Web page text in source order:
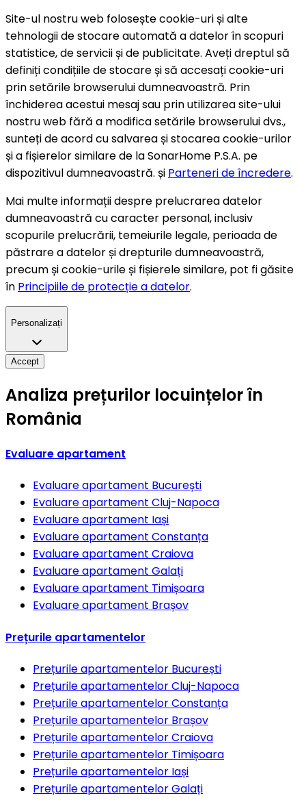
Site-ul nostru web folosește cookie-uri și alte
tehnologii de stocare automată a datelor în scopuri
statistice, de servicii și de publicitate. Aveți dreptul să
definiți condițiile de stocare și să accesați cookie-uri
prin setările browserului dumneavoastră. Prin
închiderea acestui mesaj sau prin utilizarea site-ului
nostru web fără a modifica setările browserului dvs.,
sunteți de acord cu salvarea și stocarea cookie-urilor
și a fișierelor similare de la SonarHome P.S.A. pe
dispozitivul dumneavoastră. și Parteneri de încredere.
Mai multe informații despre prelucrarea datelor
dumneavoastră cu caracter personal, inclusiv
scopurile prelucrării, temeiurile legale, perioada de
păstrare a datelor și drepturile dumneavoastră,
precum și cookie-urile și fișierele similare, pot fi găsite
în Principiile de protecție a datelor.
Personalizați
Accept
Analiza prețurilor locuințelor în
România
Evaluare apartament
Evaluare apartament București
Evaluare apartament Cluj-Napoca
Evaluare apartament Iași
Evaluare apartament Constanța
Evaluare apartament Craiova
Evaluare apartament Galați
Evaluare apartament Timișoara
Evaluare apartament Brașov
Prețurile apartamentelor
Prețurile apartamentelor București
Prețurile apartamentelorCluj-Napoca
Prețurile apartamentelorConstanța
Prețurile apartamentelor Brașov
Prețurile apartamentelorCraiova
Prețurile apartamentelor Timișoara
Prețurile apartamentelor Iași
Prețurile apartamentelorGalați